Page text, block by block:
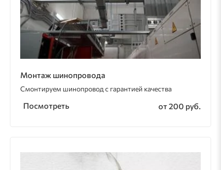
Монтаж шинопровода
Смонтируем шинопровод с гарантией качества
Посмотреть от 200 руб.